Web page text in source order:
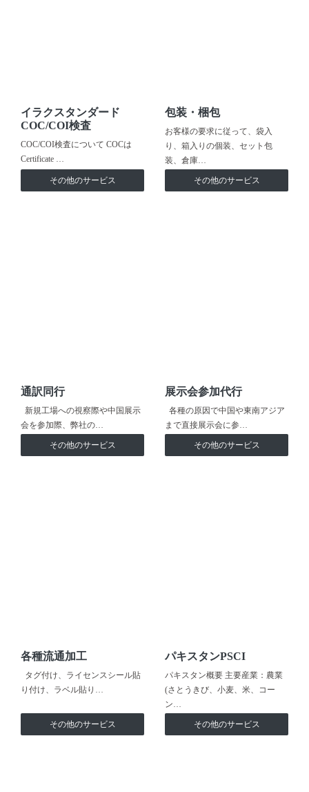
イラクスタンダード
COC/COI検査
COC/COI検査について COCは
Certificate …
その他のサービス
包装・梱包
お客様の要求に従って、袋入
り、箱入りの個装、セット包
装、倉庫…
その他のサービス
通訳同行
新規工場への視察際や中国展示
会を参加際、弊社の…
その他のサービス
展示会参加代行
各種の原因で中国や東南アジア
まで直接展示会に参…
その他のサービス
各種流通加工
タグ付け、ライセンスシール貼
り付け、ラベル貼り…
その他のサービス
パキスタンPSCI
パキスタン概要 主要産業：農業
(さとうきび、小麦、米、コー
ン…
その他のサービス